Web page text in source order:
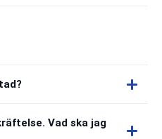
Vad ska jag